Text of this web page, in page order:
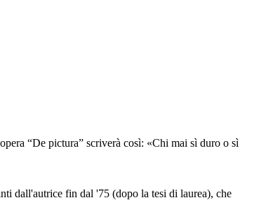
“De pictura” scriverà così: «Chi mai sì duro o sì
dall'autrice fin dal '75 (dopo la tesi di laurea), che